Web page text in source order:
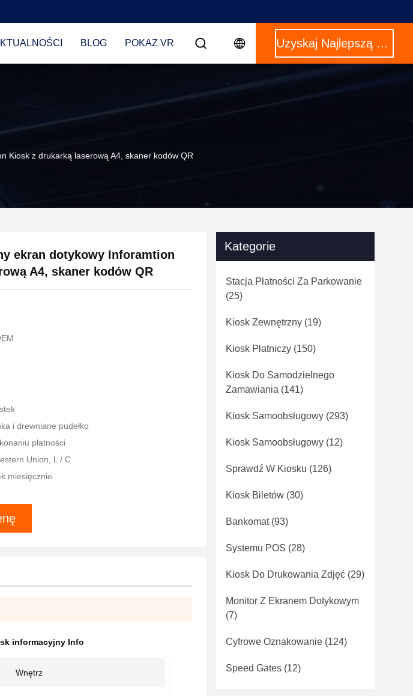
BLOG POKAZ VR Uzyskaj Najlepszą Cenę
Kiosk z drukarką laserową A4, skaner kodów QR
ekran dotykowy Inforamtion
A4, skaner kodów QR
i drewniane pudełko
płatności
Union, L / C
miesięcznie
informacyjny Info
Wnętrz
Kategorie
Stacja Płatności Za Parkowanie
(25)
Kiosk Zewnętrzny (19)
Kiosk Płatniczy (150)
Kiosk Do Samodzielnego
Zamawiania (141)
Kiosk Samoobsługowy (293)
Kiosk Samoobsługowy (12)
Sprawdź W Kiosku (126)
Kiosk Biletów (30)
Bankomat(93)
Systemu POS (28)
Kiosk Do Drukowania Zdjęć (29)
Monitor Z Ekranem Dotykowym
(7)
Cyfrowe Oznakowanie (124)
Speed ​​Gates (12)